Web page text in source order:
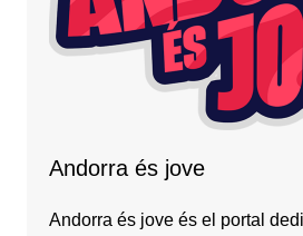
Andorra és jove
Andorra és jove és el portal